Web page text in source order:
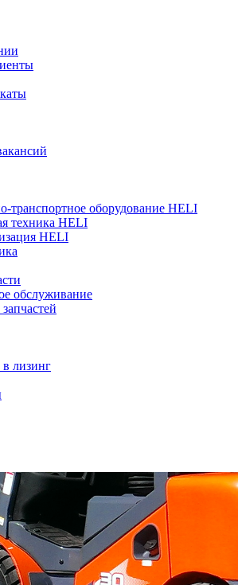
транспортное оборудование HELI
техника HELI
HELI
обслуживание
лизинг